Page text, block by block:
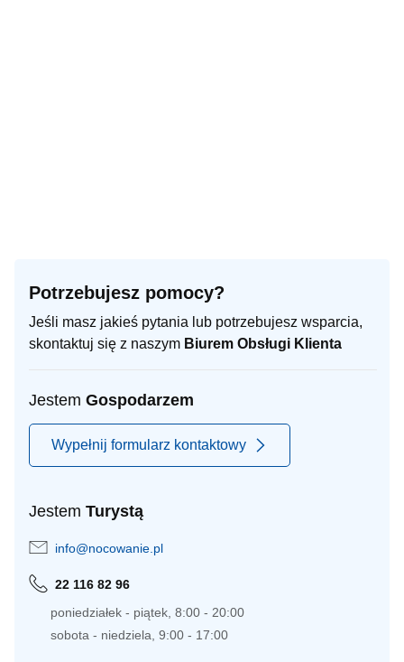
Potrzebujesz pomocy?
Jeśli masz jakieś pytania lub potrzebujesz wsparcia,
skontaktuj się z naszym Biurem Obsługi Klienta
Jestem Gospodarzem
Wypełnij formularz kontaktowy
Jestem Turystą
info@nocowanie.pl
22 116 82 96
poniedziałek - piątek, 8:00 - 20:00
sobota - niedziela, 9:00 - 17:00